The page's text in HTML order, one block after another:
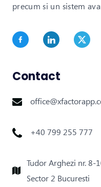
precum si un sistem
Contact
+40 799 255 777
Tudor Arghezi nr. 8-
Sector 2 Bucuresti